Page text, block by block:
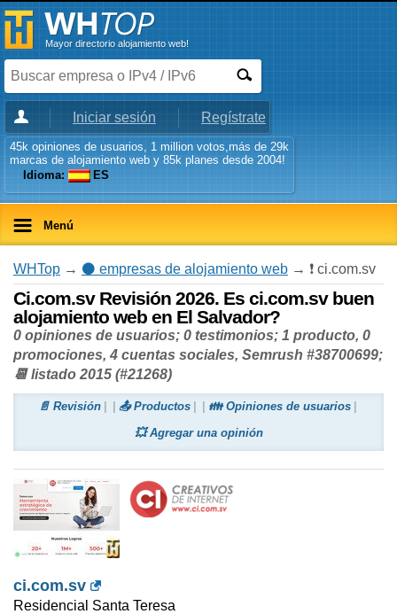
Mayor directorio alojamiento web!
Iniciar sesión Regístrate
45k opiniones de usuarios, 1 million votos,más de 29k
marcas de alojamiento web y 85k planes desde 2004!
Idioma:
ES
Menú
WHTop → ⚫ empresas de alojamiento web → ❗ ci.com.sv
Ci.com.sv Revisión 2026. Es ci.com.sv buen
alojamiento web en El Salvador?
0 opiniones de usuarios; 0 testimonios; 1 producto, 0
promociones, 4 cuentas sociales, Semrush #38700699;
📆 listado 2015 (#21268)
📄 Revisión 📤 Productos
👪 Opiniones de usuarios
💥 Agregar una opinión
ci.com.sv
Residencial Santa Teresa